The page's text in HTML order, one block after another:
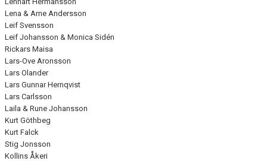
Lena & Arne Andersson
Leif Svensson
Leif Johansson & Monica Sidén
Rickars Maisa
Lars-Ove Aronsson
Lars Olander
Lars Gunnar Hernqvist
Lars Carlsson
Laila & Rune Johansson
Kurt Göthbeg
Kurt Falck
Stig Jonsson
Kollins Åkeri